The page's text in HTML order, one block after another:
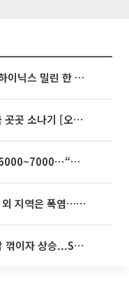
[베스트&워스트] 삼성전자·SK하이닉스 밀린 한 주…상상인증권은 85% 급등
35도 안팎 무더위 이어져…전국 곳곳 소나기 [오늘 날씨]
[주간증시전망] 다음주 코스피 6000~7000⋯“外人 수급은 정책이 변수”
동해안은 시간당 80㎜ 폭우, 그 외 지역은 폭염…‘극과 극 날씨’
뉴욕증시, 연준 금리인상 기대감 꺾이자 상승...S&P500 사상 최고치 [종합]